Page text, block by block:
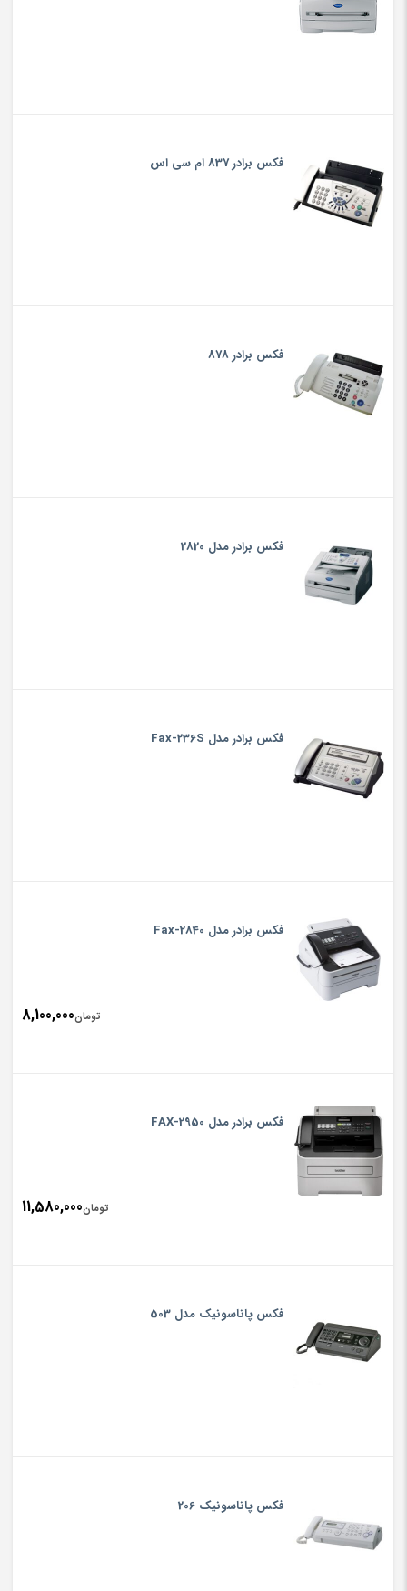
فکس برادر 837 ام سی اس
فکس برادر 878
فکس برادر مدل 2820
فکس برادر مدل Fax-236S
فکس برادر مدل Fax-2840
تومان8,100,000
فکس برادر مدل FAX-2950
تومان11,580,000
فکس پاناسونیک مدل 503
فکس پاناسونیک 206